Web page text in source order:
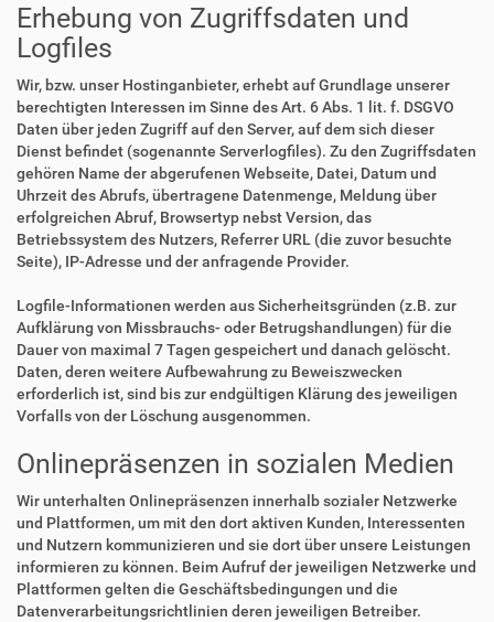
Erhebung von Zugriffsdaten und
Logfiles
Wir, bzw. unser Hostinganbieter, erhebt auf Grundlage unserer
berechtigten Interessen im Sinne des Art. 6 Abs. 1 lit. f. DSGVO
Daten über jeden Zugriff auf den Server, auf dem sich dieser
Dienst befindet (sogenannte Serverlogfiles). Zu den Zugriffsdaten
gehören Name der abgerufenen Webseite, Datei, Datum und
Uhrzeit des Abrufs, übertragene Datenmenge, Meldung über
erfolgreichen Abruf, Browsertyp nebst Version, das
Betriebssystem des Nutzers, Referrer URL (die zuvor besuchte
Seite), IP-Adresse und der anfragende Provider.
Logfile-Informationen werden aus Sicherheitsgründen (z.B. zur
Aufklärung von Missbrauchs- oder Betrugshandlungen) für die
Dauer von maximal 7 Tagen gespeichert und danach gelöscht.
Daten, deren weitere Aufbewahrung zu Beweiszwecken
erforderlich ist, sind bis zur endgültigen Klärung des jeweiligen
Vorfalls von der Löschung ausgenommen.
Onlinepräsenzen in sozialen Medien
Wir unterhalten Onlinepräsenzen innerhalb sozialer Netzwerke
und Plattformen, um mit den dort aktiven Kunden, Interessenten
und Nutzern kommunizieren und sie dort über unsere Leistungen
informieren zu können. Beim Aufruf der jeweiligen Netzwerke und
Plattformen gelten die Geschäftsbedingungen und die
Datenverarbeitungsrichtlinien deren jeweiligen Betreiber.